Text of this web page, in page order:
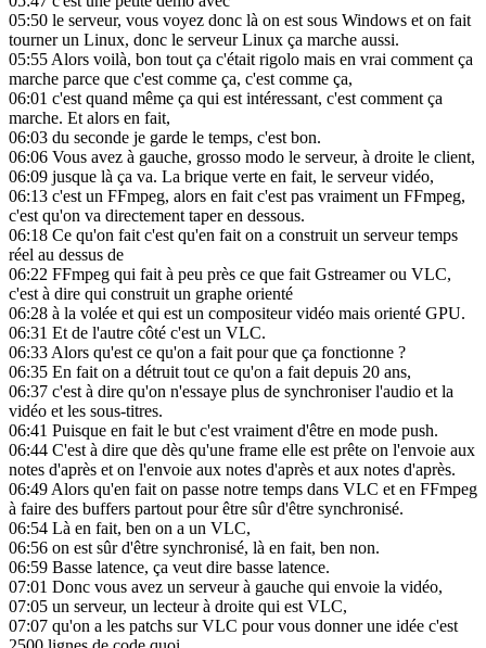
05:50 le serveur, vous voyez donc là on est sous Windows et on fait
tourner un Linux, donc le serveur Linux ça marche aussi.
05:55Alors voilà, bon tout ça c'était rigolo mais en vrai comment ça
marche parce que c'est comme ça, c'est comme ça,
06:01 c'est quand même ça qui est intéressant, c'est comment ça
marche. Et alors en fait,
06:03 du seconde je garde le temps, c'est bon.
06:06 Vous avez à gauche, grosso modo le serveur, à droite le client,
06:09 jusque là ça va. La brique verte en fait, le serveur vidéo,
06:13 c'est un FFmpeg, alors en fait c'est pas vraiment un FFmpeg,
c'est qu'on va directement taper en dessous.
06:18 Ce qu'on fait c'est qu'en fait on a construit un serveur temps
réel au dessus de
06:22 FFmpeg qui fait à peu près ce que fait Gstreamer ou VLC,
c'est à dire qui construit un graphe orienté
06:28 à la volée et qui est un compositeur vidéo mais orienté GPU.
06:31 Et de l'autre côté c'est un VLC.
06:33Alors qu'est ce qu'on a fait pour que ça fonctionne ?
06:35 En fait on a détruit tout ce qu'on a fait depuis 20 ans,
06:37 c'est à dire qu'on n'essaye plus de synchroniser l'audio et la
vidéo et les sous-titres.
06:41 Puisque en fait le but c'est vraiment d'être en mode push.
06:44 C'est à dire que dès qu'une frame elle est prête on l'envoie aux
notes d'après et on l'envoie aux notes d'après et aux notes d'après.
06:49Alors qu'en fait on passe notre temps dans VLC et en FFmpeg
à faire des buffers partout pour être sûr d'être synchronisé.
06:54 Là en fait, ben on a un VLC,
06:56 on est sûr d'être synchronisé, là en fait, ben non.
06:59 Basse latence, ça veut dire basse latence.
07:01 Donc vous avez un serveur à gauche qui envoie la vidéo,
07:05 un serveur, un lecteur à droite qui est VLC,
07:07 qu'on a les patchs sur VLC pour vous donner une idée c'est